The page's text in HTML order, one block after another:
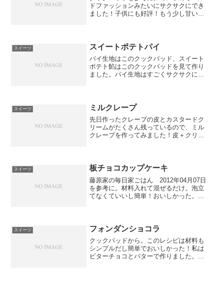
ドファッションみたいにサクサクにでき
ました！子供にも好評！もう少し甘い方
スイーツ スイートポテトパイ
パイ生地はこのクックパッド、スイート
ポテト餡はこのクックパッドを見て作り
ました。パイ生地はすごくサクサクにで
い・・・。餡がパイに負けてる感...
スイーツ ミルクレープ
先日作ったクレープの皮とカスタードク
リームがたくさん残っているので、ミル
クレープを作ってみました！皮＋クリー
で、切り口断面もきれいじゃ...
スイーツ 板チョコカップケーキ
藤原家の毎日家ごはん 2012年04月07日
を参考に。材料入れて混ぜるだけ。泡立
てなくていいし簡単！おいしかった。子
ケーキの中からチョ...
スイーツ フォンダンショコラ
クックパッドから。このレシピは材料も
シンプルだし簡単でおいしかった！私は
ビターチョコとバターで作りました。中